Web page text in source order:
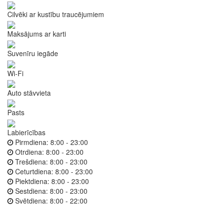
Cilvēki ar kustību traucējumiem
Maksājums ar karti
Suvenīru iegāde
Wi-Fi
Auto stāvvieta
Pasts
Labierīcības
Pirmdiena: 8:00 - 23:00
Otrdiena: 8:00 - 23:00
Trešdiena: 8:00 - 23:00
Ceturtdiena: 8:00 - 23:00
Piektdiena: 8:00 - 23:00
Sestdiena: 8:00 - 23:00
Svētdiena: 8:00 - 22:00